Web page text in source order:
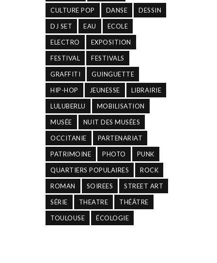
CULTURE POP DANSE DESSIN
DJ SET EAU ECOLE
ELECTRO EXPOSITION
FESTIVAL FESTIVALS
GRAFFITI GUINGUETTE
HIP-HOP JEUNESSE LIBRAIRIE
LULUBERLU MOBILISATION
MUSÉE NUIT DES MUSÉES
OCCITANIE PARTENARIAT
PATRIMOINE PHOTO PUNK
QUARTIERS POPULAIRES ROCK
ROMAN SOIREES STREET ART
SÉRIE THEATRE THÉÂTRE
TOULOUSE ÉCOLOGIE